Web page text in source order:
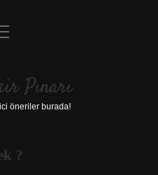
UyarıPınarı
öneriler burada!
?